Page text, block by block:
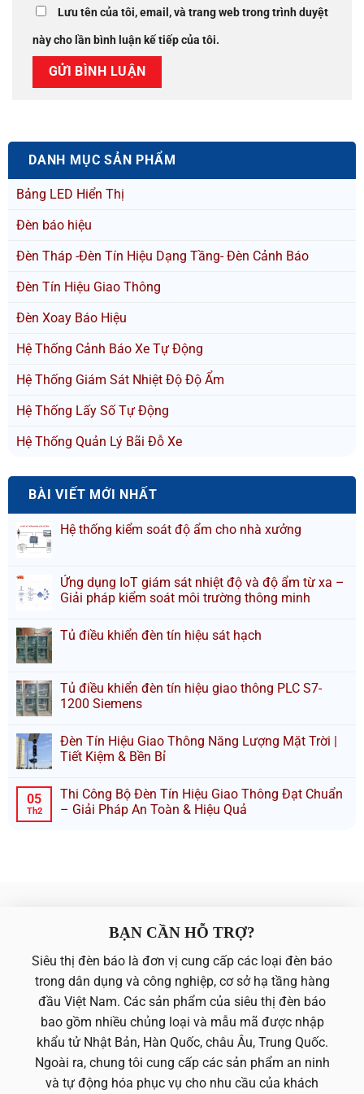
Lưu tên của tôi, email, và trang web trong trình duyệt
này cho lần bình luận kế tiếp của tôi.
DANH MỤC SẢN PHẨM
Bảng LED Hiển Thị
Đèn báo hiệu
Đèn Tháp -Đèn Tín Hiệu Dạng Tầng- Đèn Cảnh Báo
Đèn Tín Hiệu Giao Thông
Đèn Xoay Báo Hiệu
Hệ Thống Cảnh Báo Xe Tự Động
Hệ Thống Giám Sát Nhiệt Độ Độ Ẩm
Hệ Thống Lấy Số Tự Động
Hệ Thống Quản Lý Bãi Đỗ Xe
BÀI VIẾT MỚI NHẤT
Hệ thống kiểm soát độ ẩm cho nhà xưởng
Ứng dụng IoT giám sát nhiệt độ và độ ẩm từ xa –
Giải pháp kiểm soát môi trường thông minh
Tủ điều khiển đèn tín hiệu sát hạch
Tủ điều khiển đèn tín hiệu giao thông PLC S7-
1200 Siemens
Đèn Tín Hiệu Giao Thông Năng Lượng Mặt Trời |
Tiết Kiệm & Bền Bỉ
05
Th2
Thi Công Bộ Đèn Tín Hiệu Giao Thông Đạt Chuẩn
– Giải Pháp An Toàn & Hiệu Quả
BẠN CẦN HỖ TRỢ?
Siêu thị đèn báo là đơn vị cung cấp các loại đèn báo
trong dân dụng và công nghiệp, cơ sở hạ tầng hàng
đầu Việt Nam. Các sản phẩm của siêu thị đèn báo
bao gồm nhiều chủng loại và mẫu mã được nhập
khẩu tử Nhật Bản, Hàn Quốc, châu Âu, Trung Quốc.
Ngoài ra, chung tôi cung cấp các sản phẩm an ninh
và tự động hóa phục vụ cho nhu cầu của khách